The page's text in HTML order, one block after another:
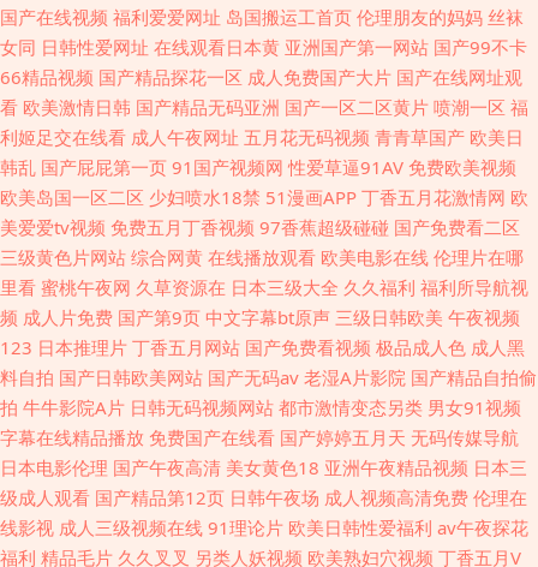
国产在线视频 福利爱爱网址 岛国搬运工首页 伦理朋友的妈妈 丝袜
女同 日韩性爱网址 在线观看日本黄 亚洲国产第一网站 国产99不卡
66精品视频 国产精品探花一区 成人免费国产大片 国产在线网址观
看 欧美激情日韩 国产精品无码亚洲 国产一区二区黄片 喷潮一区 福
利姬足交在线看 成人午夜网址 五月花无码视频 青青草国产 欧美日
韩乱 国产屁屁第一页 91国产视频网 性爱草逼91AV 免费欧美视频
欧美岛国一区二区 少妇喷水18禁 51漫画APP 丁香五月花激情网 欧
美爱爱tv视频 免费五月丁香视频 97香蕉超级碰碰 国产免费看二区
三级黄色片网站 综合网黄 在线播放观看 欧美电影在线 伦理片在哪
里看 蜜桃午夜网 久草资源在 日本三级大全 久久福利 福利所导航视
频 成人片免费 国产第9页 中文字幕bt原声 三级日韩欧美 午夜视频
123 日本推理片 丁香五月网站 国产免费看视频 极品成人色 成人黑
料自拍 国产日韩欧美网站 国产无码av 老湿A片影院 国产精品自拍偷
拍 牛牛影院A片 日韩无码视频网站 都市激情变态另类 男女91视频
字幕在线精品播放 免费国产在线看 国产婷婷五月天 无码传媒导航
日本电影伦理 国产午夜高清 美女黄色18 亚洲午夜精品视频 日本三
级成人观看 国产精品第12页 日韩午夜场 成人视频高清免费 伦理在
线影视 成人三级视频在线 91理论片 欧美日韩性爱福利 av午夜探花
福利 精品毛片 久久叉叉 另类人妖视频 欧美熟妇穴视频 丁香五月V